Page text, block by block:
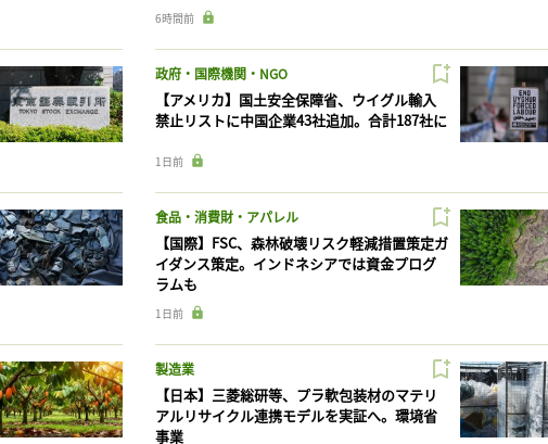
6時間前
政府・国際機関・NGO
【アメリカ】国土安全保障省、ウイグル輸入
禁止リストに中国企業43社追加。合計187社に
1日前
食品・消費財・アパレル
【国際】FSC、森林破壊リスク軽減措置策定ガ
イダンス策定。インドネシアでは資金プログ
ラムも
1日前
製造業
【日本】三菱総研等、プラ軟包装材のマテリ
アルリサイクル連携モデルを実証へ。環境省
事業